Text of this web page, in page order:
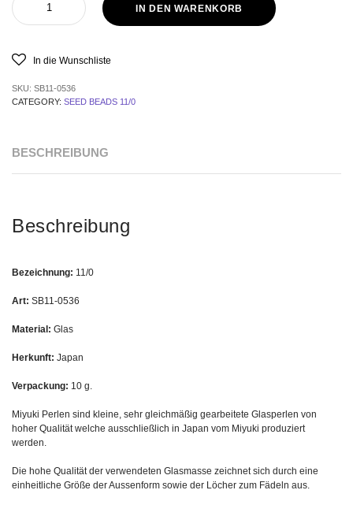
IN DEN WARENKORB
In die Wunschliste
SKU: SB11-0536
CATEGORY: SEED BEADS 11/0
BESCHREIBUNG
Beschreibung
Bezeichnung: 11/0
Art: SB11-0536
Material: Glas
Herkunft: Japan
Verpackung: 10 g.
Miyuki Perlen sind kleine, sehr gleichmäßig gearbeitete Glasperlen von
hoher Qualität welche ausschließlich in Japan vom Miyuki produziert
werden.
Die hohe Qualität der verwendeten Glasmasse zeichnet sich durch eine
einheitliche Größe der Aussenform sowie der Löcher zum Fädeln aus.